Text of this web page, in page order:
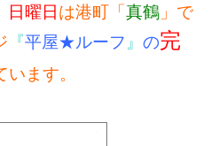
日曜日 は港町「 真鶴 」で
『平屋★ルーフ 』 の完
います。